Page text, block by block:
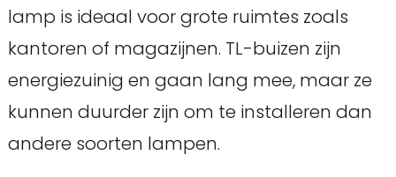
lamp is ideaal voor grote ruimtes zoals
kantoren of magazijnen. TL-buizen zijn
energiezuinig en gaan lang mee, maar ze
kunnen duurder zijn om te installeren dan
andere soorten lampen.